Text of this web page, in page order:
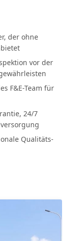
der ohne
vor der
F&E-Team für
24/7
Qualitäts-